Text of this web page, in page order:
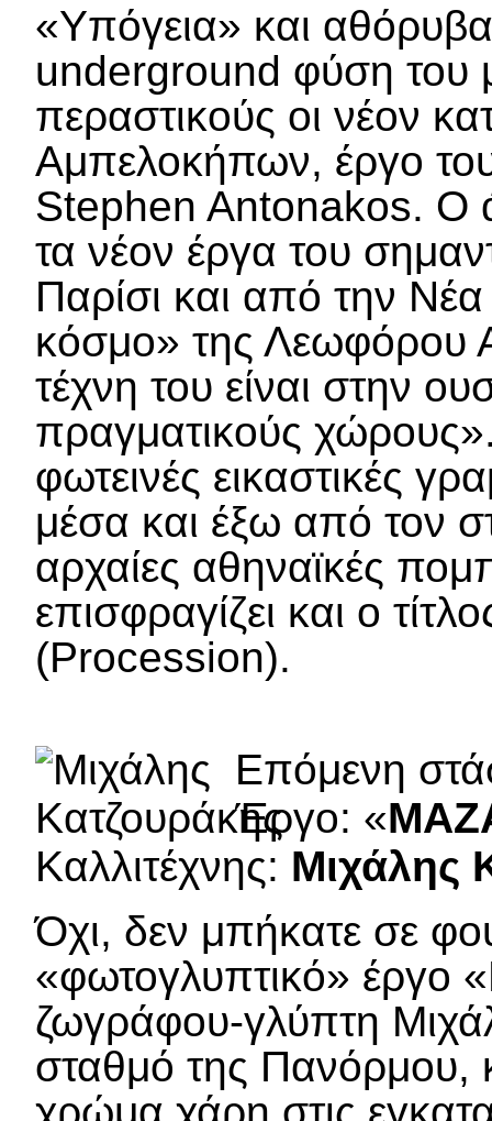
«Υπόγεια» και
underground φύση του
περαστικούς οι νέον
Αμπελοκήπων, έργο
Stephen Antonakos. Ο
τα νέον έργα του
Παρίσι και από την
κόσμο» της Λεωφόρου
τέχνη του είναι στην
πραγματικούς
φωτεινές εικαστικές
μέσα και έξω από τον
αρχαίες αθηναϊκές
επισφραγίζει και ο
(Procession).
Επόμενη
Έργο: «
Καλλιτέχνης: Μιχάλης
Όχι, δεν μπήκατε σε
«φωτογλυπτικό»
ζωγράφου-γλύπτη
σταθμό της Πανόρμου,
χρώμα χάρη στις